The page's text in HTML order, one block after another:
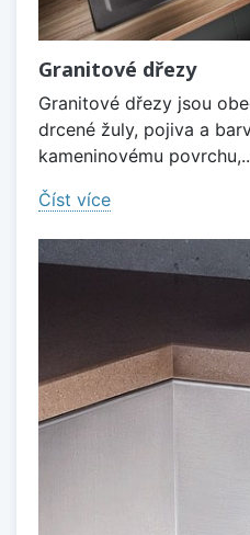
Granitové dřezy
Granitové dřezy jsou
drcené žuly, pojiva a
kameninovému
Číst více